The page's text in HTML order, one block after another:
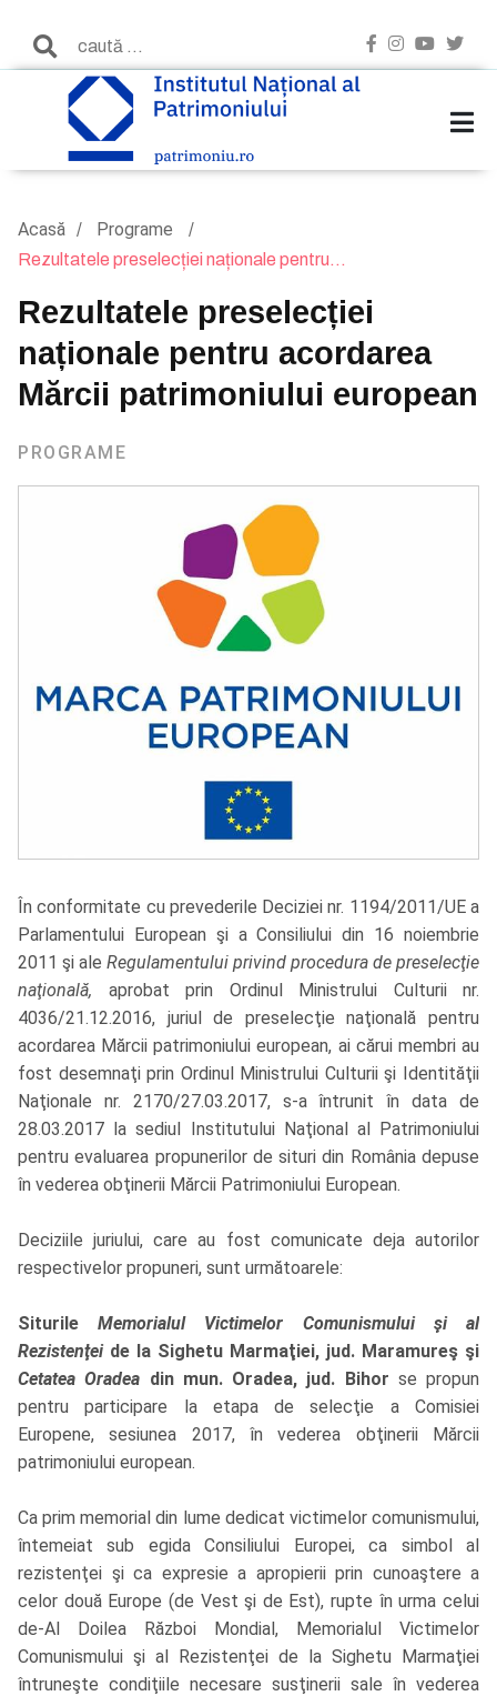
Acasă Programe
Rezultatele preselecției naționale pentru...
Rezultatele preselecției
naționale pentru acordarea
Mărcii patrimoniului european
PROGRAME
În conformitate cu prevederile Deciziei nr. 1194/2011/UE a
Parlamentului European şi a Consiliului din 16 noiembrie
2011 şi ale Regulamentului privind procedura de preselecţie
naţională, aprobat prin Ordinul Ministrului Culturii nr.
4036/21.12.2016, juriul de preselecţie naţională pentru
acordarea Mărcii patrimoniului european, ai cărui membri au
fost desemnaţi prin Ordinul Ministrului Culturii şi Identităţii
Naţionale nr. 2170/27.03.2017, s-a întrunit în data de
28.03.2017 la sediul Institutului Naţional al Patrimoniului
pentru evaluarea propunerilor de situri din România depuse
în vederea obţinerii Mărcii Patrimoniului European.
Deciziile juriului, care au fost comunicate deja autorilor
respectivelor propuneri, sunt următoarele:
SiturileMemorialul Victimelor Comunismului şi al
Rezistenţei de la Sighetu Marmaţiei, jud. Maramureş şi
Cetatea Oradea din mun. Oradea, jud. Bihor se propun
pentru participare la etapa de selecţie a Comisiei
Europene, sesiunea 2017, în vederea obţinerii Mărcii
patrimoniului european.
Ca prim memorial din lume dedicat victimelor comunismului,
întemeiat sub egida Consiliului Europei, ca simbol al
rezistenţei şi ca expresie a apropierii prin cunoaştere a
celor două Europe (de Vest şi de Est), rupte în urma celui
de-Al Doilea Război Mondial, Memorialul Victimelor
Comunismului şi al Rezistenţei de la Sighetu Marmaţiei
întruneşte condiţiile necesare susţinerii sale în vederea